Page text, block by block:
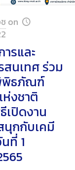
on
รและ
สนเทศ ร่วม
พิธภัณฑ์
งชาติ
เปิดงาน
นุกกับเคมี
ที่ 1